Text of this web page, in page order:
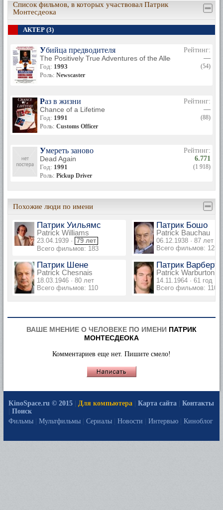
Список фильмов, в которых участвовал Патрик
Монтесдеока
АКТЕР (3)
Убийца предводителя
The Positively True Adventures of the Alleged Texas
Год: 1993
Роль: Newscaster
Рейтинг:
—
(54)
Раз в жизни
Chance of a Lifetime
Год: 1991
Роль: Customs Officer
Рейтинг:
—
(88)
Умереть заново
Dead Again
Год: 1991
Роль: Pickup Driver
Рейтинг:
6.771
(1 918)
Похожие люди по имени
Патрик Уильямс
Patrick Williams
23.04.1939 · 79 лет
Всего фильмов: 183
Патрик Бошо
Patrick Bauchau
06.12.1938 · 87 лет
Всего фильмов: 125
Патрик Шене
Patrick Chesnais
18.03.1946 · 80 лет
Всего фильмов: 110
Патрик
Patrick Warburton
14.11.1964 · 61 год
Всего фильмов: 110
ВАШЕ МНЕНИЕ О ЧЕЛОВЕКЕ ПО ИМЕНИ ПАТРИК
МОНТЕСДЕОКА
Комментариев еще нет. Пишите смело!
KinoSpace.ru © 2015 Для компьютера Карта сайта
Контакты
Поиск
Фильмы
Мультфильмы Сериалы Новости Интервью Киноблог